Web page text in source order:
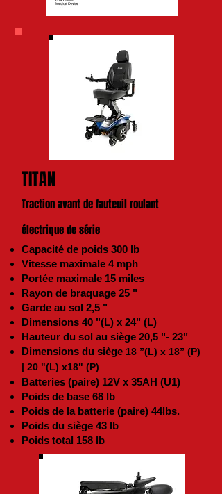
TITAN
Traction avant de fauteuil roulant
électrique de série
Capacité de poids 300 lb
Vitesse maximale 4 mph
Portée maximale 15 miles
Rayon de braquage 25 "
Garde au sol 2,5 "
Dimensions 40 "(L) x 24" (L)
Hauteur du sol au siège 20,5 "- 23"
Dimensions du siège 18 ”(L) x 18” (P)
| 20 "(L) x18" (P)
Batteries (paire) 12V x 35AH (U1)
Poids de base 68 lb
Poids de la batterie (paire) 44lbs.
Poids du siège 43 lb
Poids total 158 lb